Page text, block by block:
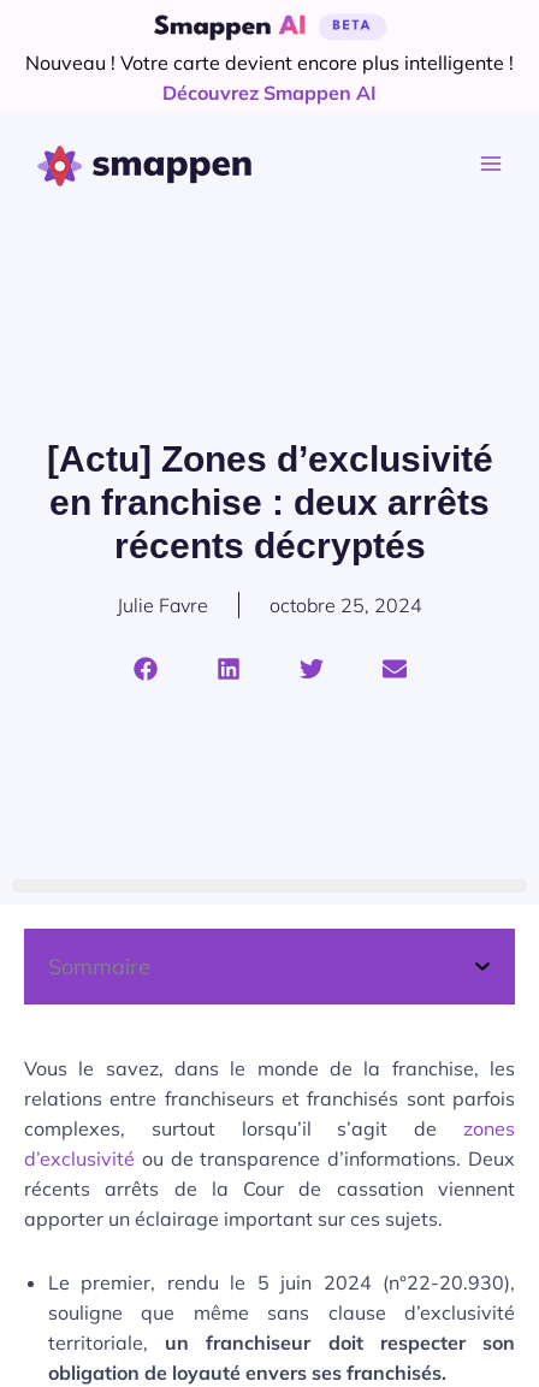
Nouveau ! Votre carte devient encore plus intelligente !
Découvrez Smappen AI
contenu
[Actu] Zones d’exclusivité
en franchise : deux arrêts
récents décryptés
Julie Favre octobre 25, 2024
Sommaire
Vous le savez, dans le monde de la franchise, les
relations entre franchiseurs et franchisés sont parfois
complexes, surtout lorsqu’il s’agit de zones
d’exclusivité ou de transparence d’informations. Deux
récents arrêts de la Cour de cassation viennent
apporter un éclairage important sur ces sujets.
Le premier, rendu le 5 juin 2024 (n°22-20.930),
souligne que même sans clause d’exclusivité
territoriale, un franchiseur doit respecter son
obligation de loyauté envers ses franchisés.